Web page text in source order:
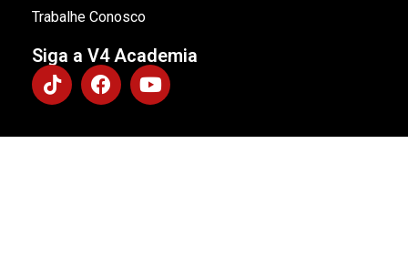
Trabalhe Conosco
Siga a V4 Academia